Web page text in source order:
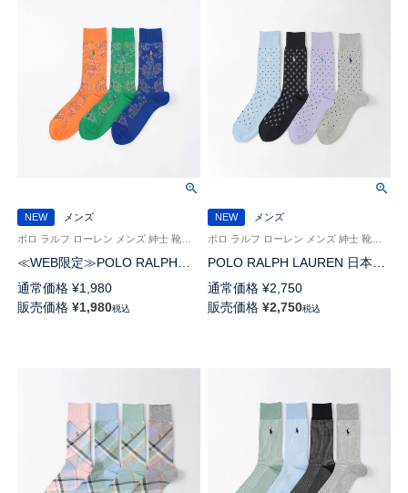
NEW
メンズ
≪WEB限定≫POLO RALPH
LAUREN PAISLEY クルー丈 ソ
ックス メンズ 92012544
通常価格 ¥1,980
販売価格 ¥1,980税込
NEW
メンズ
POLO RALPH LAUREN 日本製
アメリカンシーアイランドコッ
トン ペイズリー クルー丈 ソッ
クス 02042713
通常価格 ¥2,750
販売価格 ¥2,750税込